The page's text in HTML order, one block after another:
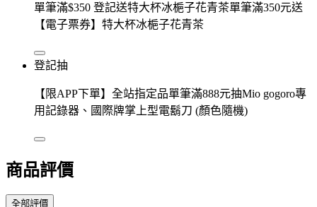
單筆滿$350 登記送特大杯冰梔子花青茶單筆滿350元送
【電子票券】特大杯冰梔子花青茶
登記抽
【限APP下單】全站指定品單筆滿888元抽Mio gogoro專
用記錄器、國際牌掌上型電鬍刀 (顏色隨機)
商品評價
全部評價